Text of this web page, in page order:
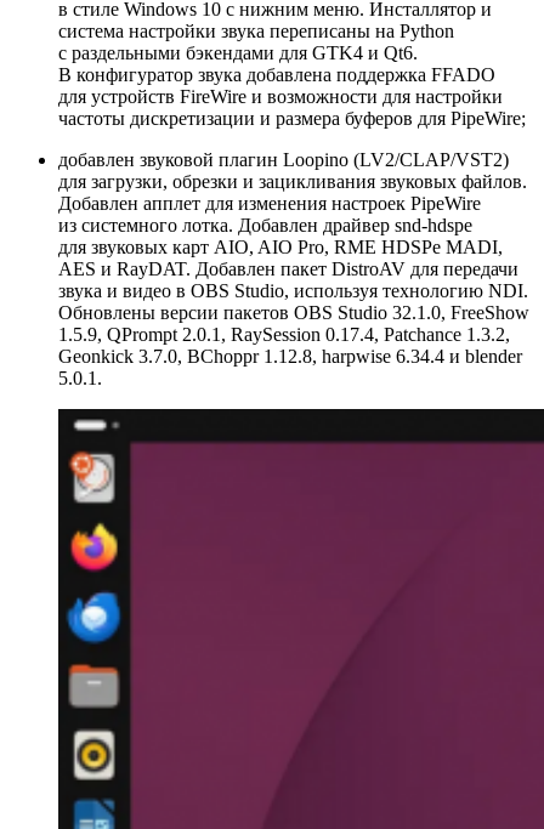
в стиле Windows 10 с нижним меню. Инсталлятор и
система настройки звука переписаны на Python
с раздельными бэкендами для GTK4 и Qt6.
В конфигуратор звука добавлена поддержка FFADO
для устройств FireWire и возможности для настройки
частоты дискретизации и размера буферов для PipeWire;
добавлен звуковой плагин Loopino (LV2/CLAP/VST2)
для загрузки, обрезки и зацикливания звуковых файлов.
Добавлен апплет для изменения настроек PipeWire
из системного лотка. Добавлен драйвер snd‑hdspe
для звуковых карт AIO, AIO Pro, RME HDSPe MADI,
AES и RayDAT. Добавлен пакет DistroAV для передачи
звука и видео в OBS Studio, используя технологию NDI.
Обновлены версии пакетов OBS Studio 32.1.0, FreeShow
1.5.9, QPrompt 2.0.1, RaySession 0.17.4, Patchance 1.3.2,
Geonkick 3.7.0, BChoppr 1.12.8, harpwise 6.34.4 и blender
5.0.1.